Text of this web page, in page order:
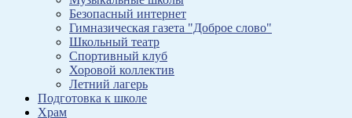
Безопасный интернет
Гимназическая газета "Доброе слово"
Школьный театр
Спортивный клуб
Хоровой коллектив
Летний лагерь
Подготовка к школе
Храм